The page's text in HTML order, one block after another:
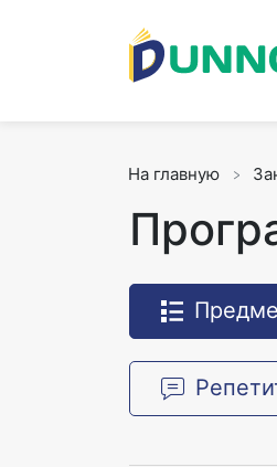
На главную